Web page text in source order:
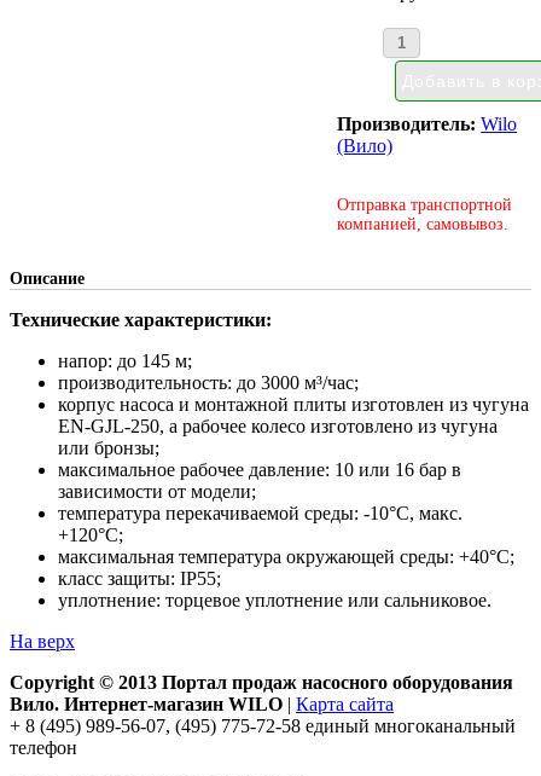
Производитель:Wilo
(Вило)
Отправка транспортной
компанией, самовывоз.
Описание
Технические характеристики:
напор: до 145 м;
производительность: до 3000 м³/час;
корпус насоса и монтажной плиты изготовлен из чугуна
EN-GJL-250, а рабочее колесо изготовлено из чугуна
или бронзы;
максимальное рабочее давление: 10 или 16 бар в
зависимости от модели;
температура перекачиваемой среды: -10°С, макс.
+120°С;
максимальная температура окружающей среды: +40°С;
класс защиты: IP55;
уплотнение: торцевое уплотнение или сальниковое.
На верх
Copyright © 2013 Портал продаж насосного оборудования
Вило. Интернет-магазин WILO | Карта сайта
+ 8 (495) 989-56-07, (495) 775-72-58 единый многоканальный
телефон